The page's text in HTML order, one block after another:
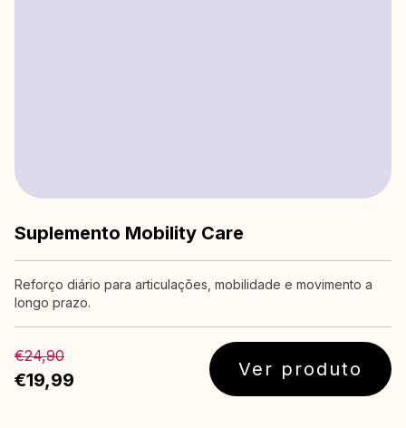
Suplemento Mobility Care
Reforço diário para articulações, mobilidade e movimento a
longo prazo.
€24,90
€19,99 Ver produto